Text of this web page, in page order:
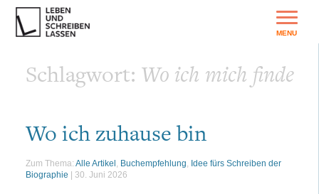
Schlagwort: Wo ich mich finde
Wo ich zuhause bin
Zum Thema: Alle Artikel , Buchempfehlung, Idee fürs Schreiben der
Biographie
30. Juni 2026